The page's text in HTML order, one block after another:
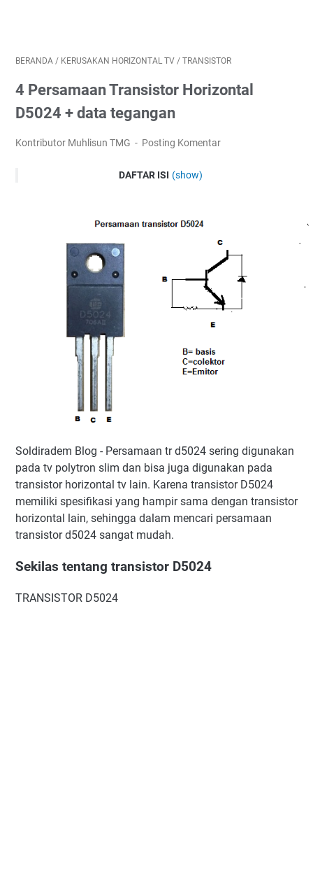
BERANDA / KERUSAKAN HORIZONTAL TV / TRANSISTOR
4 Persamaan Transistor Horizontal
D5024 + data tegangan
Kontributor Muhlisun TMG Posting Komentar
DAFTAR ISI (show)
3. MD2009DFX
Soldiradem Blog - Persamaan tr d5024 sering digunakan
pada tv polytron slim dan bisa juga digunakan pada
transistor horizontal tv lain. Karena transistor D5024
memiliki spesifikasi yang hampir sama dengan transistor
horizontal lain, sehingga dalam mencari persamaan
transistor d5024 sangat mudah.
Sekilas tentang transistor D5024
TRANSISTOR D5024